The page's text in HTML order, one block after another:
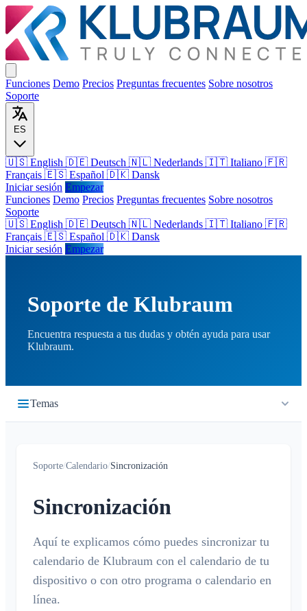
Funciones Demo Precios Preguntas frecuentes Sobre nosotros
Soporte
ES
🇺🇸 English 🇩🇪 Deutsch 🇳🇱 Nederlands 🇮🇹 Italiano 🇫🇷
Français 🇪🇸 Español 🇩🇰 Dansk
Iniciar sesión Empezar
Funciones Demo Precios Preguntas frecuentes Sobre nosotros
Soporte
🇺🇸 English 🇩🇪 Deutsch 🇳🇱 Nederlands 🇮🇹 Italiano 🇫🇷
Français 🇪🇸 Español 🇩🇰 Dansk
Iniciar sesión Empezar
Soporte de Klubraum
Encuentra respuesta a tus dudas y obtén ayuda para usar
Klubraum.
Temas
Unirse a un Klubraum
Nuevo Klubraum
Consejos para usar la app
Consejos para la introducción
Niños en Klubraum
¿Qué es la cronología?
Calendario
¿Qué es el calendario?
Crear / cancelar / editar eventos
Confirmar / declinar
Soporte/Calendario/Sincronización
Sincronización
Aquí te explicamos cómo puedes sincronizar tu
calendario de Klubraum con el calendario de tu
dispositivo o con otro programa o calendario en
línea.